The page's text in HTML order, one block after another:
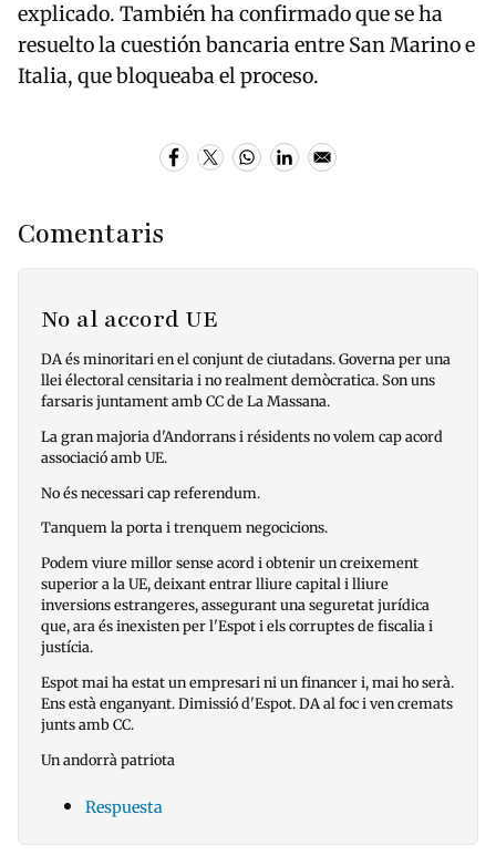
explicado. También ha confirmado que se ha
resuelto la cuestión bancaria entre San Marino e
Italia, que bloqueaba el proceso.
Comentaris
No al accord UE
DA és minoritari en el conjunt de ciutadans. Governa per una
llei électoral censitaria i no realment demòcratica. Son uns
farsaris juntament amb CC de La Massana.
La gran majoria d'Andorrans i résidents no volem cap acord
associació amb UE.
No és necessari cap referendum.
Tanquem la porta i trenquem negocicions.
Podem viure millor sense acord i obtenir un creixement
superior a la UE, deixant entrar lliure capital i lliure
inversions estrangeres, assegurant una seguretat jurídica
que, ara és inexisten per l'Espot i els corruptes de fiscalia i
justícia.
Espot mai ha estat un empresari ni un financer i, mai ho serà.
Ens està enganyant. Dimissió d'Espot. DA al foc i ven cremats
junts amb CC.
Un andorrà patriota
Respuesta